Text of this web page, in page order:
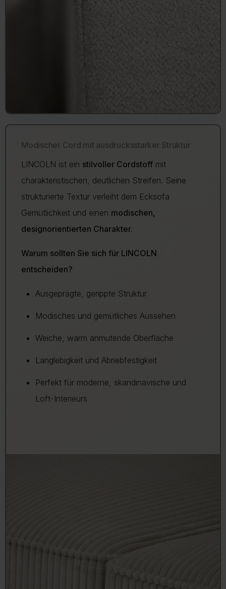
Modischer Cord mit ausdrucksstarker Struktur
LINCOLN ist ein stilvoller Cordstoff mit
charakteristischen, deutlichen Streifen. Seine
strukturierte Textur verleiht dem Ecksofa
Gemütlichkeit und einen modischen,
designorientierten Charakter.
Warum sollten Sie sich für LINCOLN
entscheiden?
Ausgeprägte, gerippte Struktur
Modisches und gemütliches Aussehen
Weiche, warm anmutende Oberfläche
Langlebigkeit und Abriebfestigkeit
Perfekt für moderne, skandinavische und
Loft-Interieurs